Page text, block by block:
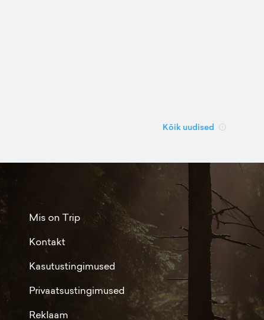
Kõik uudised
Mis on Trip
Kontakt
Kasutustingimused
Privaatsustingimused
Reklaam